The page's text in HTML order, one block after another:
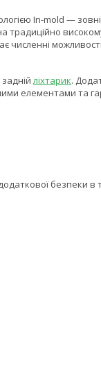
In-mold —
високому
ліхтарик.
елементами та
безпеки в